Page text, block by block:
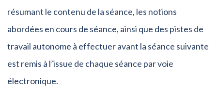
résumant le contenu de la séance, les notions
abordées en cours de séance, ainsi que des pistes de
travail autonome à effectuer avant la séance suivante
est remis à l’issue de chaque séance par voie
électronique.